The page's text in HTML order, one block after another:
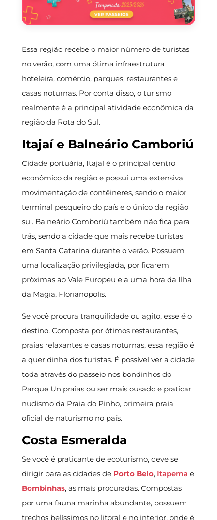
Essa região recebe o maior número de turistas
no verão, com uma ótima infraestrutura
hoteleira, comércio, parques, restaurantes e
casas noturnas. Por conta disso, o turismo
realmente é a principal atividade econômica da
região da Rota do Sul.
Itajaí e Balneário Camboriú
Cidade portuária, Itajaí é o principal centro
econômico da região e possui uma extensiva
movimentação de contêineres, sendo o maior
terminal pesqueiro do país e o único da região
sul. Balneário Comboriú também não fica para
trás, sendo a cidade que mais recebe turistas
em Santa Catarina durante o verão. Possuem
uma localização privilegiada, por ficarem
próximas ao Vale Europeu e a uma hora da Ilha
da Magia, Florianópolis.
Se você procura tranquilidade ou agito, esse é o
destino. Composta por ótimos restaurantes,
praias relaxantes e casas noturnas, essa região é
a queridinha dos turistas. É possível ver a cidade
toda através do passeio nos bondinhos do
Parque Unipraias ou ser mais ousado e praticar
nudismo da Praia do Pinho, primeira praia
oficial de naturismo no país.
Costa Esmeralda
Se você é praticante de ecoturismo, deve se
dirigir para as cidades de Porto Belo, Itapema e
Bombinhas, as mais procuradas. Compostas
por uma fauna marinha abundante, possuem
trechos belíssimos no litoral e no interior, onde é